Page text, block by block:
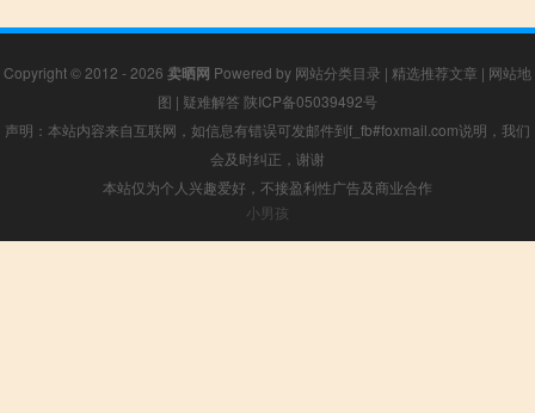
Copyright © 2012 - 2026 卖晒网 Powered by 网站分类目录 | 精选推荐文章 | 网站地
图 | 疑难解答 陕ICP备05039492号
声明：本站内容来自互联网，如信息有错误可发邮件到f_fb#foxmail.com说明，我们
会及时纠正，谢谢
本站仅为个人兴趣爱好，不接盈利性广告及商业合作
小男孩